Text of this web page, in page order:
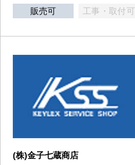
販売可 工事・取付可
(株)金子七蔵商店